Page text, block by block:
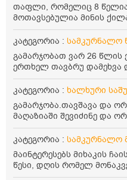
თაფლი, რომელიც 8 წელია
მოთავსებულია მინის
პლასტმასის სახურავით.
სასარგებლო თვისებები
კატეგორია : სამკურნალო
გამარჯობათ ვარ 26
ერთხელ თავბრუ დამეხვა
დამეწყო შიშები ვეღარ
ასე ცუდად არ
მეტინდა კიდე მეხვევა
სახლში კარგად ვარ როცა
სმაგაზეხ კი ცუდად
ბაღში ჯოხში ზოგჯერ მაქვს
ფეხებიდან და ჯოხზე
არვიხი როგორ მოვიქცე
შიშები უაზროდ შფოთვა
კატეგორია : ხალხური
გამარჯობა.თავშავა და
მაღაზიაში შევიძინე და
დალევის წესი
წავიკითხე რომ: 1 ჭიქა
კოვზი დაქუცმაცებული
გავაჩეროთ 10-15 წუთი,
მიზანი:
კატეგორია : სამკურნალო
მაინტერესებს მიხაკის
წესი, დღის რომელ
არის სასარგებლო და